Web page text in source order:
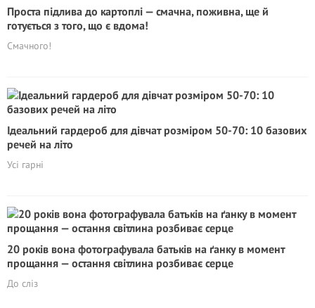
Проста підлива до картоплі — смачна, поживна, ще й
готується з того, що є вдома!
Смачного!
Ідеальний гардероб для дівчат розміром 50-70: 10 базових
речей на літо
Усі гарні
20 років вона фотографувала батьків на ґанку в момент
прощання — остання світлина розбиває серце
До сліз